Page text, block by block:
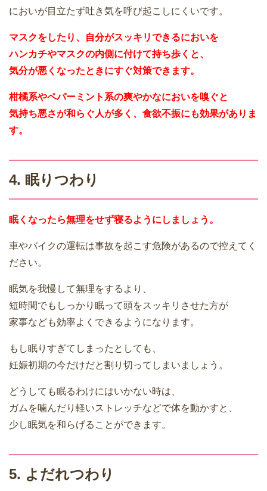
においが目立たず吐き気を呼び起こしにくいです。
マスクをしたり、自分がスッキリできるにおいを
ハンカチやマスクの内側に付けて持ち歩くと、
気分が悪くなったときにすぐ対策できます。
柑橘系やペパーミント系の爽やかなにおいを嗅ぐと
気持ち悪さが和らぐ人が多く、食欲不振にも効果がありま
す。
4. 眠りつわり
眠くなったら無理をせず寝るようにしましょう。
車やバイクの運転は事故を起こす危険があるので控えてく
ださい。
眠気を我慢して無理をするより、
短時間でもしっかり眠って頭をスッキリさせた方が
家事なども効率よくできるようになります。
もし眠りすぎてしまったとしても、
妊娠初期の今だけだと割り切ってしまいましょう。
どうしても眠るわけにはいかない時は、
ガムを噛んだり軽いストレッチなどで体を動かすと、
少し眠気を和らげることができます。
5. よだれつわり